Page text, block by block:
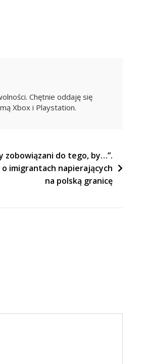
Chętnie oddaję się
Xbox i Playstation.
zobowiązani do tego, by…”.
imigrantach napierających
na polską granicę